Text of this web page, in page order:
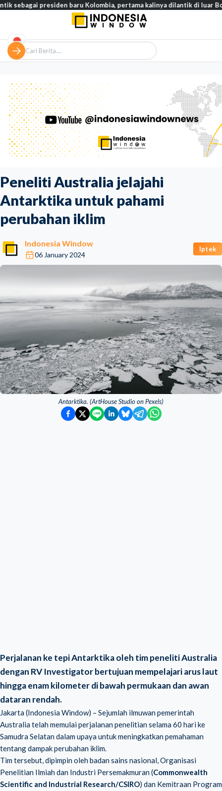
Peneliti Australia jelajahi
Antarktika untuk pahami
perubahan iklim
Indonesia Window
06 January 2024
Iptek
Antarktika. (ArtHouse Studio on Pexels)
Perjalanan ke tepi Antarktika oleh tim peneliti Australia
dengan RV Investigator bertujuan mempelajari arus laut
hingga enam kilometer di bawah permukaan dan awan
dataran rendah.
Jakarta (Indonesia Window) – Sejumlah ilmuwan pemerintah
Australia telah memulai perjalanan penelitian selama 60 hari ke
Samudra Selatan dalam upaya untuk meningkatkan pemahaman
tentang dampak perubahan iklim.
Tim tersebut, dipimpin oleh badan sains nasional, Organisasi
Penelitian Ilmiah dan Industri Persemakmuran (Commonwealth
Scientific and Industrial Research/CSIRO) dan Kemitraan Program
presiden baru Kolombia, pertama kalinya dilantik di luar Bogotá